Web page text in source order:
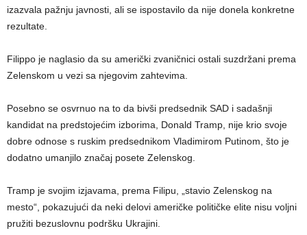
izazvala pažnju javnosti, ali se ispostavilo da nije donela konkretne
rezultate.
Filippo je naglasio da su američki zvaničnici ostali suzdržani prema
Zelenskom u vezi sa njegovim zahtevima.
Posebno se osvrnuo na to da bivši predsednik SAD i sadašnji
kandidat na predstojećim izborima, Donald Tramp, nije krio svoje
dobre odnose s ruskim predsednikom Vladimirom Putinom, što je
dodatno umanjilo značaj posete Zelenskog.
Tramp je svojim izjavama, prema Filipu, „stavio Zelenskog na
mesto“, pokazujući da neki delovi američke političke elite nisu voljni
pružiti bezuslovnu podršku Ukrajini.